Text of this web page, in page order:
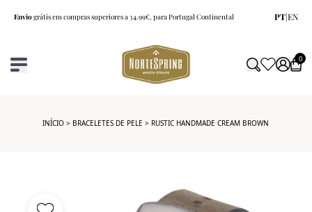
Enviográtis em compras superiores a 34.99€, para Portugal Continental PT|EN
0
INÍCIO > BRACELETES DE PELE > RUSTIC HANDMADE CREAM BROWN